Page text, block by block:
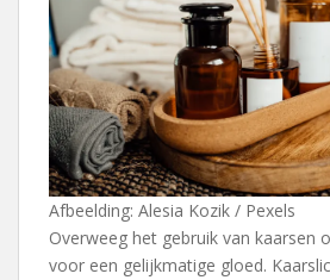
Afbeelding: Alesia Kozik / Pexels
Overweeg het gebruik van kaarsen
voor een gelijkmatige gloed.